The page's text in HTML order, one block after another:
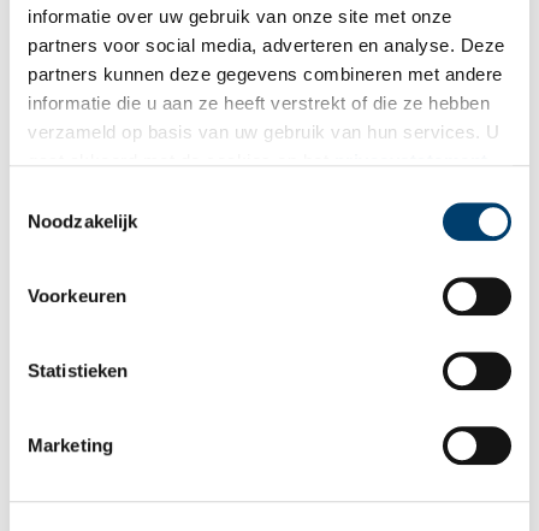
informatie over uw gebruik van onze site met onze
partners voor social media, adverteren en analyse. Deze
partners kunnen deze gegevens combineren met andere
informatie die u aan ze heeft verstrekt of die ze hebben
verzameld op basis van uw gebruik van hun services. U
Noodzakelijk
Voorkeuren
Statistieken
Marketing
Jan Hendrik van Kinsbergen, geschilderd door Charles Howard Hodges, voor 1820.